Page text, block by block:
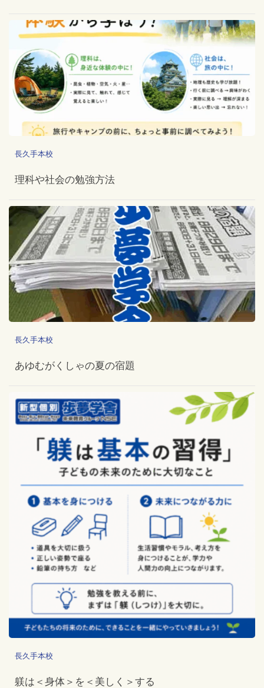
長久手本校
理科や社会の勉強方法
長久手本校
あゆむがくしゃの夏の宿題
長久手本校
躾は＜身体＞を＜美しく＞する